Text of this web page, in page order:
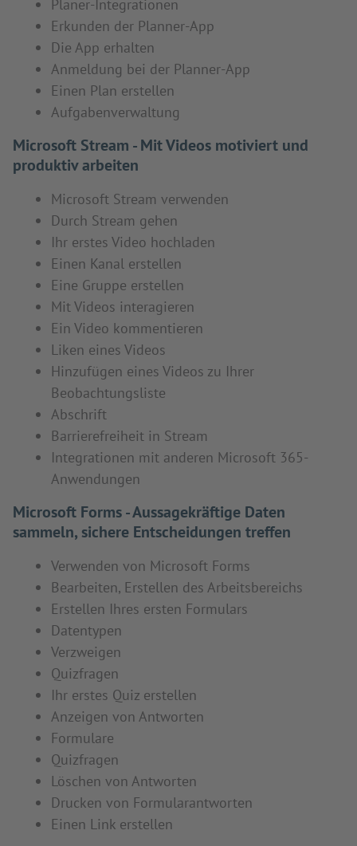
Planer-Integrationen
Erkunden der Planner-App
Die App erhalten
Anmeldung bei der Planner-App
Einen Plan erstellen
Aufgabenverwaltung
Microsoft Stream - Mit Videos motiviert und
produktiv arbeiten
Microsoft Stream verwenden
Durch Stream gehen
Ihr erstes Video hochladen
Einen Kanal erstellen
Eine Gruppe erstellen
Mit Videos interagieren
Ein Video kommentieren
Liken eines Videos
Hinzufügen eines Videos zu Ihrer
Beobachtungsliste
Abschrift
Barrierefreiheit in Stream
Integrationen mit anderen Microsoft 365-
Anwendungen
Microsoft Forms - Aussagekräftige Daten
sammeln, sichere Entscheidungen treffen
Verwenden von Microsoft Forms
Bearbeiten, Erstellen des Arbeitsbereichs
Erstellen Ihres ersten Formulars
Datentypen
Verzweigen
Quizfragen
Ihr erstes Quiz erstellen
Anzeigen von Antworten
Formulare
Quizfragen
Löschen von Antworten
Drucken von Formularantworten
Einen Link erstellen